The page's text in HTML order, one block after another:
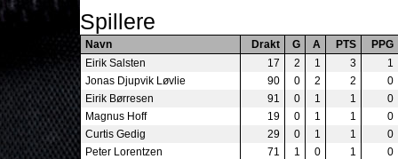
Spillere
Navn Drakt G A PTS
PPG
Eirik Salsten
17 2 1 3
1
Jonas Djupvik Løvlie
90 0 2 2
0
Eirik Børresen
91 0 1 1
0
Magnus Hoff
19 0 1 1
0
Curtis Gedig
29 0 1 1
0
Peter Lorentzen
71 1 0 1
0